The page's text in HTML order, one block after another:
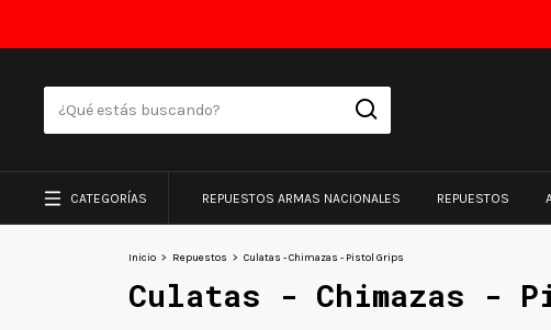
CATEGORÍAS REPUESTOS ARMAS NACIONALES REPUESTOS
Inicio > Repuestos > Culatas - Chimazas - Pistol Grips
Culatas - Chimazas -